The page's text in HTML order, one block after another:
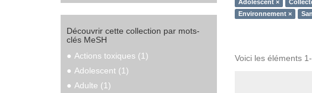
Découvrir cette collection par mots-
clés MeSH
Actions toxiques (1)
Adolescent (1)
Adulte (1)
Adolescent ×
Environnement ×
Voici les éléments